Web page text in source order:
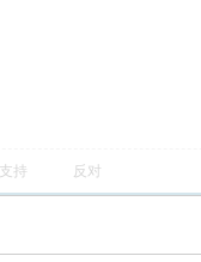
支持 反对